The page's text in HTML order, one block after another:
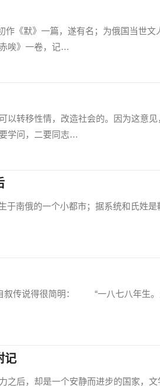
默》一篇，遂有名；为俄国当世文
唉》一卷，记…
转移性情，改造社会的。因为这意见
学问，二要同志…
南俄的一个小都市；据系统和氏姓是
叙传说得很简明： “一八七八年生。
记
后，却是一个安静而进步的国家，文